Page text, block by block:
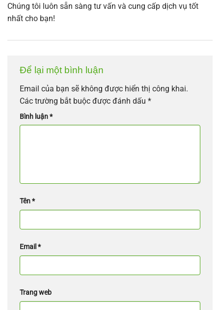
Chúng tôi luôn sẵn sàng tư vấn và cung cấp dịch vụ tốt
nhất cho bạn!
Để lại một bình luận
Email của bạn sẽ không được hiển thị công khai.
Các trường bắt buộc được đánh dấu *
Bình luận*
Tên*
Email *
Trang web